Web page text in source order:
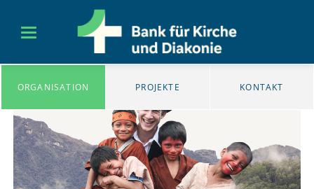
ORGANISATION PROJEKTE KONTAKT